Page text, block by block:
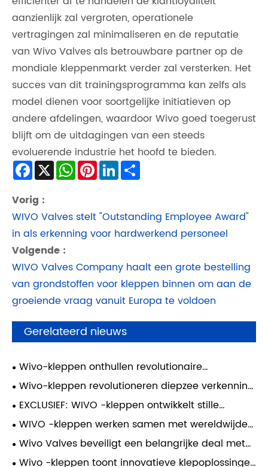
aanzienlijk zal vergroten, operationele
vertragingen zal minimaliseren en de reputatie
van Wivo Valves als betrouwbare partner op de
mondiale kleppenmarkt verder zal versterken. Het
succes van dit trainingsprogramma kan zelfs als
model dienen voor soortgelijke initiatieven op
andere afdelingen, waardoor Wivo goed toegerust
blijft om de uitdagingen van een steeds
evoluerende industrie het hoofd te bieden.
Facebook
X WhatsApp
Pinterest
LinkedIn
Vorig :
WIVO Valves stelt "Outstanding Employee Award"
in als erkenning voor hardwerkend personeel
Volgende :
WIVO Valves Company haalt een grote bestelling
van grondstoffen voor kleppen binnen om aan de
groeiende vraag vanuit Europa te voldoen
Gerelateerd nieuws
Wivo-kleppen onthullen revolutionaire
corrosiebestendige klep voor extreme
omgevingen
Wivo-kleppen revolutioneren diepzee verkenning
met titaniumlegeringskleppen voor extreme
diepten
EXCLUSIEF: WIVO -kleppen ontwikkelt stille
kleptechnologie om stedelijke lawaaivervuiling te
bestrijden
WIVO -kleppen werken samen met wereldwijde
energie -reuzen om de ontwikkeling van
waterstofinfrastructuur te versnellen
Wivo Valves beveiligt een belangrijke deal met
de Zuid -Amerikaanse Trade Expo -klant voor
Wivo -kleppen toont innovatieve klepoplossingen